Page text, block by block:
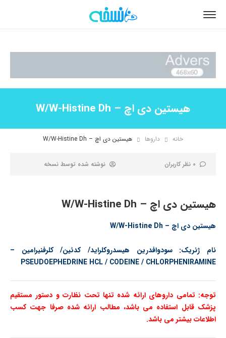
هیستین دی اچ – W/W-Histine Dh
خانه داروها هیستین دی اچ – W/W-Histine Dh
0 نظر کاربران نوشته شده توسط نسخه
هیستین دی اچ – W/W-Histine Dh
هیستین دی اچ – W/W-Histine Dh
نام ژنریک: سودوافدرین هیسدروکلراید/ کدئین/ کلرفنیرامین –
PSEUDOEPHEDRINE HCL / CODEINE / CHLORPHENIRAMINE
توجه: تمامی داروهای ارائه شده تنها تحت نظارت و دستور مستقیم
پزشک قابل استفاده می باشد، مطالب ارائه شده صرفا جهت کسب
اطلاعات بیشتر می باشد.